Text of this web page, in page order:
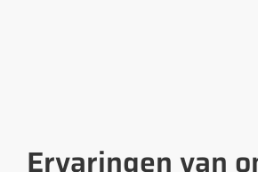
Ervaringen van